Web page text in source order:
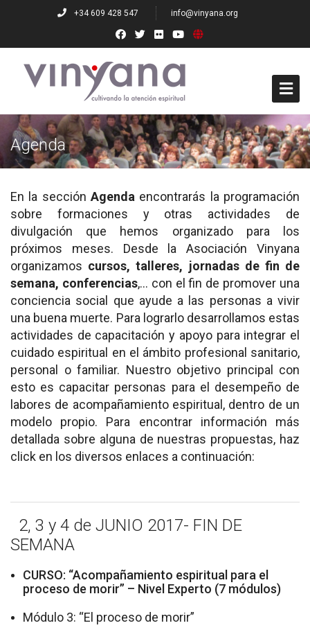
+34 609 428 547 info@vinyana.org
Who we are
Founders
Governing Board
Teachers
Numerary Members
Co-Partners
Academic Training
Planned
In Process
Completed
Accompaniment
Contact
Collaborate
Agenda
En la sección Agenda encontrarás la programación
sobre formaciones y otras actividades de
divulgación que hemos organizado para los
próximos meses. Desde la Asociación Vinyana
organizamos cursos, talleres, jornadas de fin de
semana, conferencias,… con el fin de promover una
conciencia social que ayude a las personas a vivir
una buena muerte. Para lograrlo desarrollamos estas
actividades de capacitación y apoyo para integrar el
cuidado espiritual en el ámbito profesional sanitario,
personal o familiar. Nuestro objetivo principal con
esto es capacitar personas para el desempeño de
labores de acompañamiento espiritual, dentro de un
modelo propio. Para encontrar información más
detallada sobre alguna de nuestras propuestas, haz
click en los diversos enlaces a continuación:
2, 3 y 4 de JUNIO 2017- FIN DE
SEMANA
CURSO: “Acompañamiento espiritual para el
proceso de morir” – Nivel Experto (7 módulos)
Módulo 3: “El proceso de morir”